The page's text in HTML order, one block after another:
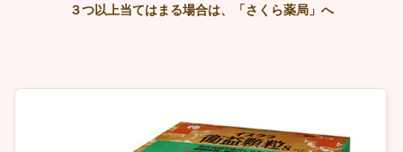
３つ以上当てはまる場合は、「さくら薬局」へ